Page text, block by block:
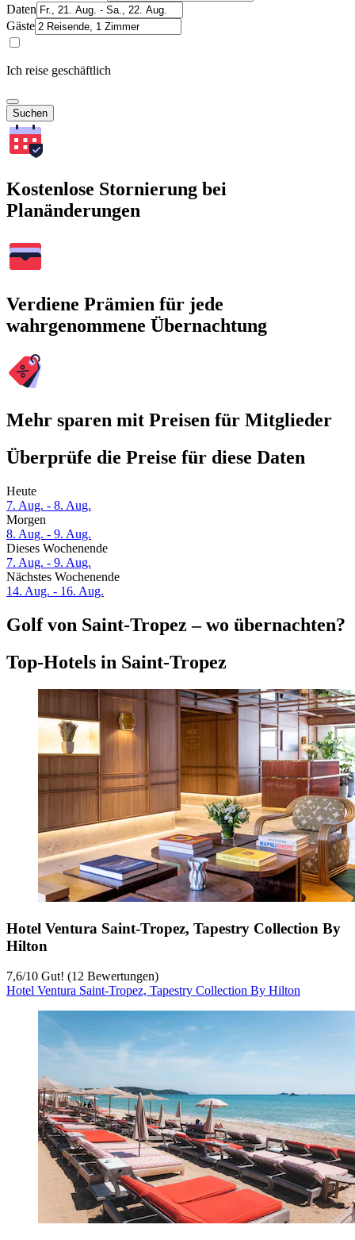
Daten
Gäste
Ich reise geschäftlich
Suchen
Kostenlose Stornierung bei
Planänderungen
Verdiene Prämien für jede
wahrgenommene Übernachtung
Mehr sparen mit Preisen für Mitglieder
Überprüfe die Preise für diese Daten
Heute
7. Aug. - 8. Aug.
Morgen
8. Aug. - 9. Aug.
Dieses Wochenende
7. Aug. - 9. Aug.
Nächstes Wochenende
14. Aug. - 16. Aug.
Golf von Saint-Tropez – wo übernachten?
Top-Hotels in Saint-Tropez
Hotel Ventura Saint-Tropez, Tapestry Collection By
Hilton
7,6/10 Gut! (12 Bewertungen)
Hotel Ventura Saint-Tropez, Tapestry Collection By Hilton